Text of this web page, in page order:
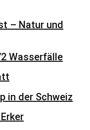
– Natur und
Wasserfälle
in der Schweiz